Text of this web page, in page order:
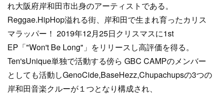
れ大阪府岸和田市出身のアーティストである。
Reggae.HipHop溢れる街、岸和田で生まれ育ったカリス
マラッパー！ 2019年12月25日クリスマスに1st
EP「"Won't Be Long"」をリリースし高評価を得る。
Ten'sUnique単独で活動する傍ら GBC CAMPのメンバー
としても活動しGenoCide,BaseHezz,Chupachupsの3つの
岸和田音楽クルーが１つとなり構成され、